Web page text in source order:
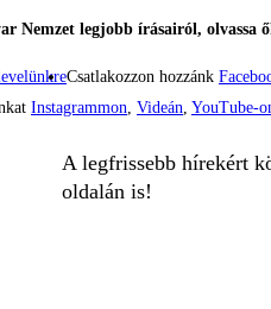
Nemzet legjobb írásairól, olvassa
Csatlakozzon hozzánk
Instagrammon, Videán, YouTube-
A legfrissebb hírekért
oldalán is!